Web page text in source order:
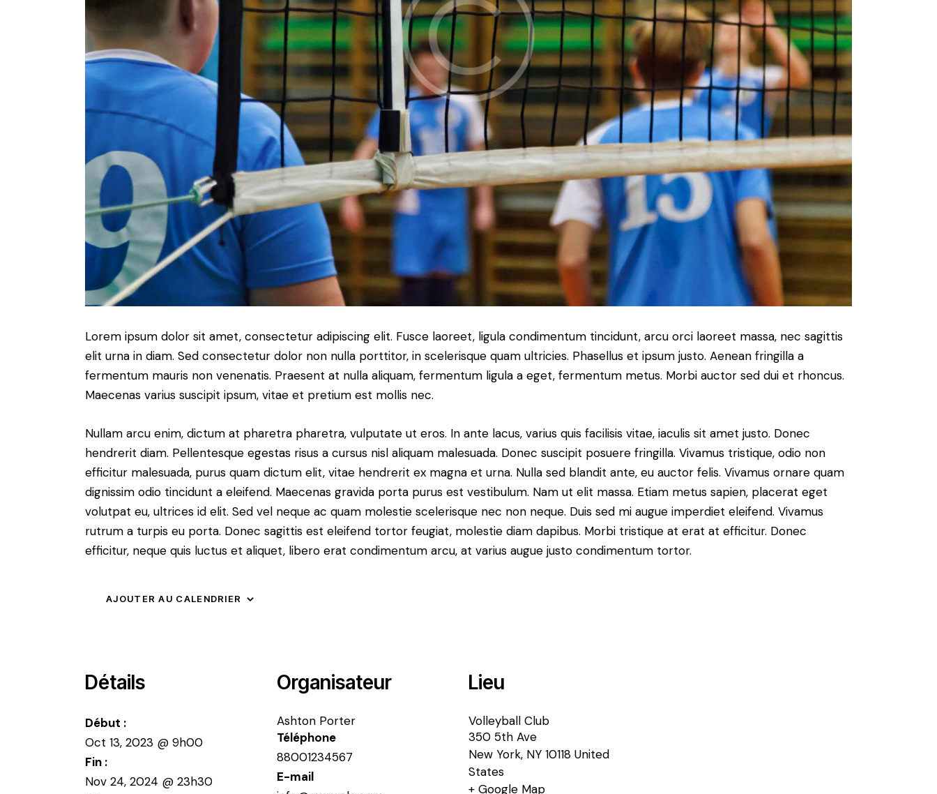
Lorem ipsum dolor sit amet, consectetur adipiscing elit. Fusce laoreet, ligula condimentum tincidunt, arcu orci laoreet massa, nec sagittis
elit urna in diam. Sed consectetur dolor non nulla porttitor, in scelerisque quam ultricies. Phasellus et ipsum justo. Aenean fringilla a
fermentum mauris non venenatis. Praesent at nulla aliquam, fermentum ligula a eget, fermentum metus. Morbi auctor sed dui et rhoncus.
Maecenas varius suscipit ipsum, vitae et pretium est mollis nec.
Nullam arcu enim, dictum at pharetra pharetra, vulputate ut eros. In ante lacus, varius quis facilisis vitae, iaculis sit amet justo. Donec
hendrerit diam. Pellentesque egestas risus a cursus nisl aliquam malesuada. Donec suscipit posuere fringilla. Vivamus tristique, odio non
efficitur malesuada, purus quam dictum elit, vitae hendrerit ex magna et urna. Nulla sed blandit ante, eu auctor felis. Vivamus ornare quam
dignissim odio tincidunt a eleifend. Maecenas gravida porta purus est vestibulum. Nam ut elit massa. Etiam metus sapien, placerat eget
volutpat eu, ultrices id elit. Sed vel neque ac quam molestie scelerisque nec non neque. Duis sed mi augue imperdiet eleifend. Vivamus
rutrum a turpis eu porta. Donec sagittis est eleifend tortor feugiat, molestie diam dapibus. Morbi tristique at erat at efficitur. Donec
efficitur, neque quis luctus et aliquet, libero erat condimentum arcu, at varius augue justo condimentum tortor.
AJOUTER AU CALENDRIER
Détails
Début :
Oct 13, 2023 @ 9h00
Fin :
Nov 24, 2024 @ 23h30
Organisateur
Ashton Porter
Téléphone
88001234567
E-mail
Lieu
Volleyball Club
350 5th Ave
New York, NY 10118 United
States
+ Google Map